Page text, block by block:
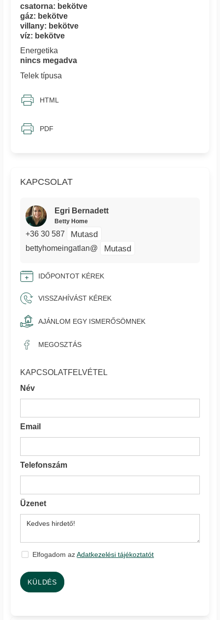
KAPCSOLAT
Egri Bernadett
Betty Home
+36 30 587 Mutasd
bettyhomeingatlan@ Mutasd
IDŐPONTOT KÉREK
VISSZAHÍVÁST KÉREK
AJÁNLOM EGY ISMERŐSÖMNEK
MEGOSZTÁS
KAPCSOLATFELVÉTEL
Név
Email
Telefonszám
Üzenet
Elfogadom azAdatkezelési tájékoztatót
KÜLDÉS
csatorna: bekötve
gáz: bekötve
villany: bekötve
víz: bekötve
Energetika
nincs megadva
Telek típusa
HTML
PDF